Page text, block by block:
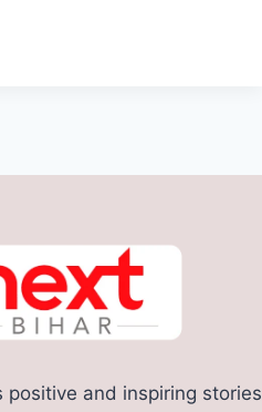
positive and inspiring stories